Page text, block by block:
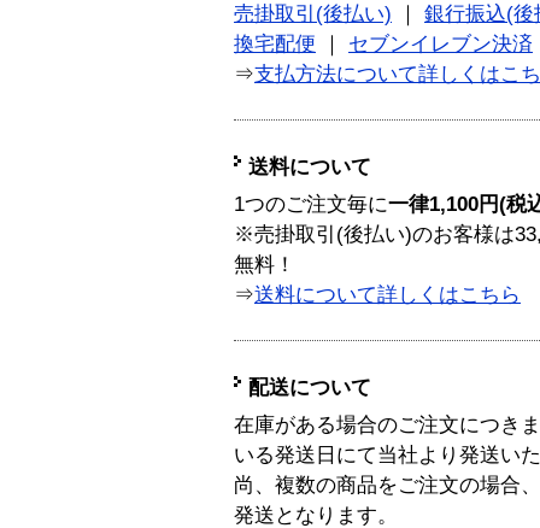
売掛取引(後払い) ｜ 銀行振込(後
換宅配便 ｜ セブンイレブン決済
⇒支払方法について詳しくはこ
送料について
1つのご注文毎に一律1,100円(税
※売掛取引(後払い)のお客様は
無料！
⇒送料について詳しくはこちら
配送について
在庫がある場合のご注文につき
いる発送日にて当社より発送い
尚、複数の商品をご注文の場合
発送となります。